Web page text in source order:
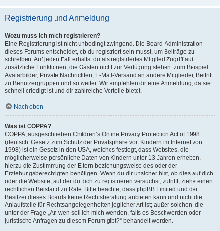
Registrierung und Anmeldung
Wozu muss ich mich registrieren?
Eine Registrierung ist nicht unbedingt zwingend. Die Board-Administration
dieses Forums entscheidet, ob du registriert sein musst, um Beiträge zu
schreiben. Auf jeden Fall erhältst du als registriertes Mitglied Zugriff auf
zusätzliche Funktionen, die Gästen nicht zur Verfügung stehen: zum Beispiel
Avatarbilder, Private Nachrichten, E-Mail-Versand an andere Mitglieder, Beitritt
zu Benutzergruppen und so weiter. Wir empfehlen dir eine Anmeldung, da sie
schnell erledigt ist und dir zahlreiche Vorteile bietet.
Nach oben
Was ist COPPA?
COPPA, ausgeschrieben Children’s Online Privacy Protection Act of 1998
(deutsch: Gesetz zum Schutz der Privatsphäre von Kindern im Internet von
1998) ist ein Gesetz in den USA, welches festlegt, dass Websites, die
möglicherweise persönliche Daten von Kindern unter 13 Jahren erheben,
hierzu die Zustimmung der Eltern beziehungsweise des oder der
Erziehungsberechtigten benötigen. Wenn du dir unsicher bist, ob dies auf dich
oder die Website, auf der du dich zu registrieren versuchst, zutrifft, ziehe einen
rechtlichen Beistand zu Rate. Bitte beachte, dass phpBB Limited und der
Besitzer dieses Boards keine Rechtsberatung anbieten kann und nicht die
Anlaufstelle für Rechtsangelegenheiten jeglicher Art ist; außer solchen, die
unter der Frage „An wen soll ich mich wenden, falls es Beschwerden oder
juristische Anfragen zu diesem Forum gibt?“ behandelt werden.